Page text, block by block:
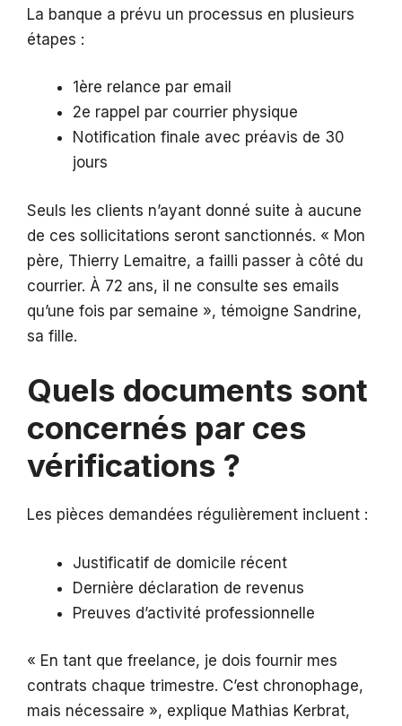
La banque a prévu un processus en plusieurs
étapes :
1ère relance par email
2e rappel par courrier physique
Notification finale avec préavis de 30
jours
Seuls les clients n’ayant donné suite à aucune
de ces sollicitations seront sanctionnés. « Mon
père, Thierry Lemaitre, a failli passer à côté du
courrier. À 72 ans, il ne consulte ses emails
qu’une fois par semaine », témoigne Sandrine,
sa fille.
Quels documents sont
concernés par ces
vérifications ?
Les pièces demandées régulièrement incluent :
Justificatif de domicile récent
Dernière déclaration de revenus
Preuves d’activité professionnelle
« En tant que freelance, je dois fournir mes
contrats chaque trimestre. C’est chronophage,
mais nécessaire », explique Mathias Kerbrat,